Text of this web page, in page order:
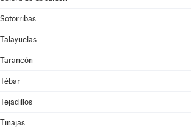
Sotorribas
Talayuelas
Tarancón
Tébar
Tejadillos
Tinajas